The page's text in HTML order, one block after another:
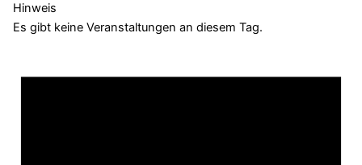
Hinweis
Es gibt keine Veranstaltungen an diesem Tag.